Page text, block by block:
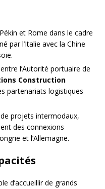
et Rome dans le cadre
par l’Italie avec la Chine
l’Autorité portuaire de
Construction
partenariats logistiques
projets intermodaux,
des connexions
et l’Allemagne.
d’accueillir de grands